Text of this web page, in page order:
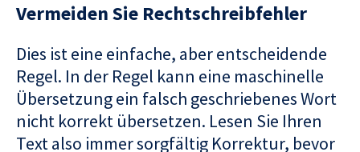
Vermeiden Sie Rechtschreibfehler
Dies ist eine einfache, aber entscheidende
Regel. In der Regel kann eine maschinelle
Übersetzung ein falsch geschriebenes Wort
nicht korrekt übersetzen. Lesen Sie Ihren
Text also immer sorgfältig Korrektur, bevor